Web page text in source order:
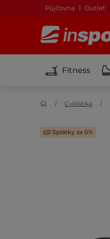
Půjčovna Outlet
Fitness
Cyklistika
Splátky za 0%